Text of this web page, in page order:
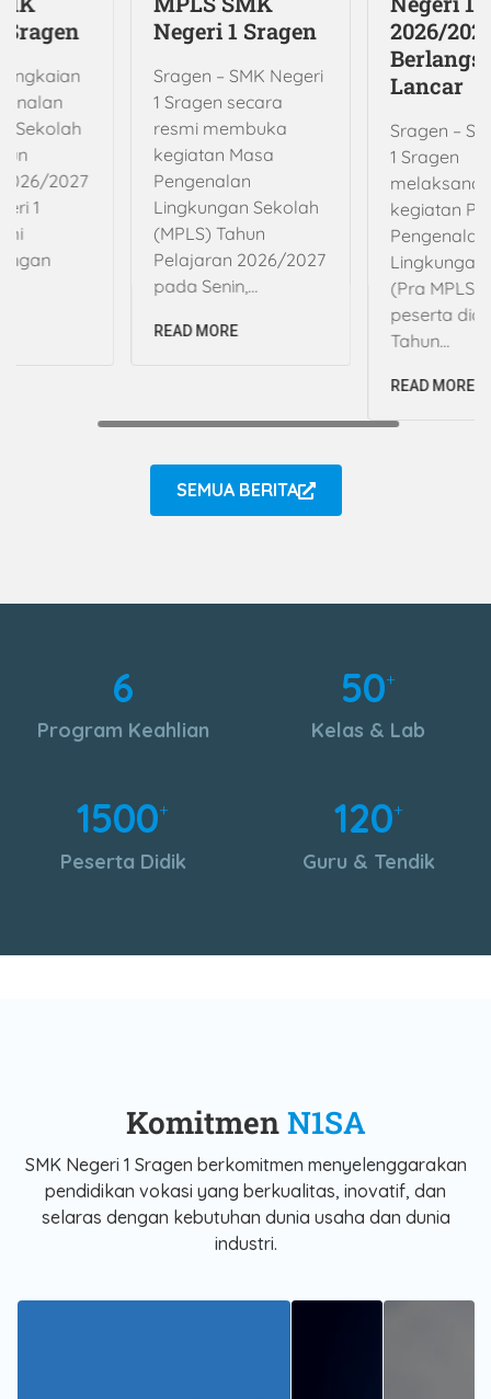
Sragen
Sekolah
2027
1
Negeri 1 Sragen
Sragen – SMK Negeri
1 Sragen secara
resmi membuka
kegiatan Masa
Pengenalan
Lingkungan Sekolah
(MPLS) Tahun
Pelajaran 2026/2027
pada Senin,...
READ MORE
2026/
Lancar
Sragen –
1 Sragen
kegiatan
Pengenalan
(Pra MPLS)
peserta
Tahun...
READ MORE
SEMUA BERITA
6
Program Keahlian
50+
Kelas & Lab
1500+
Peserta Didik
120+
Guru & Tendik
KomitmenN1SA
SMK Negeri 1 Sragen berkomitmen menyelenggarakan
pendidikan vokasi yang berkualitas, inovatif, dan
selaras dengan kebutuhan dunia usaha dan dunia
industri.